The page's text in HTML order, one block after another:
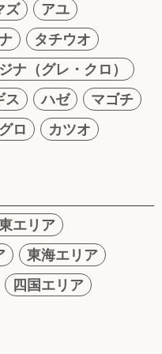
ズ
アユ
タチウオ
ナ（グレ・クロ）
ス ハゼ
マゴチ
ロ
カツオ
エリア
東海エリア
四国エリア